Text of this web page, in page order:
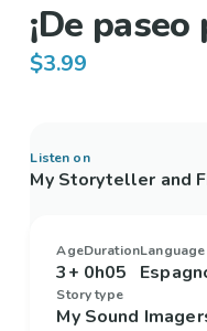
¡De
$3.99
Listen on
My Storyteller and
Age
3+
Duration
0h05
Language
Story type
My Sound